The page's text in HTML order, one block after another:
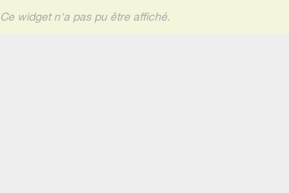
Ce widget n'a pas pu être affiché.